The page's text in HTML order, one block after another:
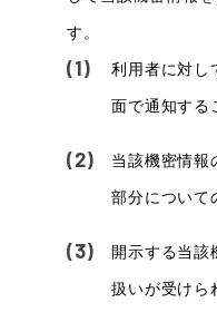
す。
利用者に対し
面で通知する
当該機密情報
部分について
開示する当該
扱いが受けら